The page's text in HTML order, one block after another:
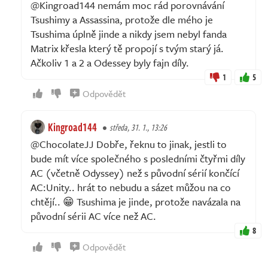
@Kingroad144 nemám moc rád porovnávání
Tsushimy a Assassina, protože dle mého je
Tsushima úplně jinde a nikdy jsem nebyl fanda
Matrix křesla který tě propojí s tvým starý já.
Ačkoliv 1 a 2 a Odessey byly fajn díly.
1 5
Odpovědět
Kingroad144 středa, 31. 1., 13:26
@ChocolateJJ Dobře, řeknu to jinak, jestli to
bude mít více společného s posledními čtyřmi díly
AC (včetně Odyssey) než s původní sérií končící
AC:Unity.. hrát to nebudu a sázet můžou na co
chtějí.. 😁 Tsushima je jinde, protože navázala na
původní sérii AC více než AC.
8
Odpovědět